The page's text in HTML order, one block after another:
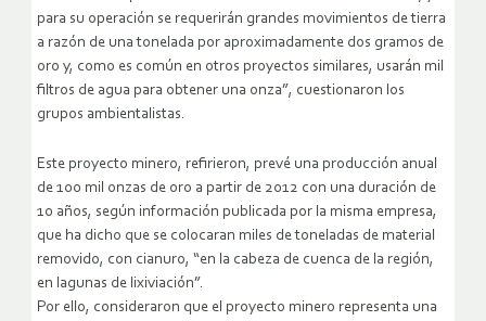
para su operación se requerirán grandes movimientos de tierra
a razón de una tonelada por aproximadamente dos gramos de
oro y, como es común en otros proyectos similares, usarán mil
filtros de agua para obtener una onza”, cuestionaron los
grupos ambientalistas.
Este proyecto minero, refirieron, prevé una producción anual
de 100 mil onzas de oro a partir de 2012 con una duración de
10 años, según información publicada por la misma empresa,
que ha dicho que se colocaran miles de toneladas de material
removido, con cianuro, “en la cabeza de cuenca de la región,
en lagunas de lixiviación”.
Por ello, consideraron que el proyecto minero representa una